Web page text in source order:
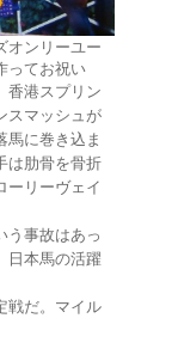
オンリーユー
ってお祝い
香港スプリン
スマッシュが
馬に巻き込ま
は肋骨を骨折
ーリーヴェイ
事故はあっ
日本馬の活躍
戦だ。マイル